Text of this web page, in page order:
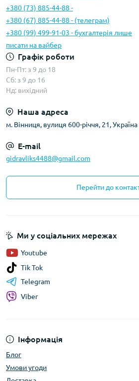
+380 (73) 885-44-88 -
+380 (67) 885-44-88 - (телеграм)
+380 (99) 499-91-03 - бухгалтерія лише
писати на вайбер
Графік роботи
Пн-Пт: з 9 до 18
Сб: з 9 до 16
Нд: вихідний
Наша адреса
м. Вінниця, вулиця 600-річчя, 21, Україна
E-mail
gidravliks4488@gmail.com
Перейти до
Інформація
Блог
Умови угоди
Ми у соціальних мережах
Youtube
Tik Tok
Telegram
Viber